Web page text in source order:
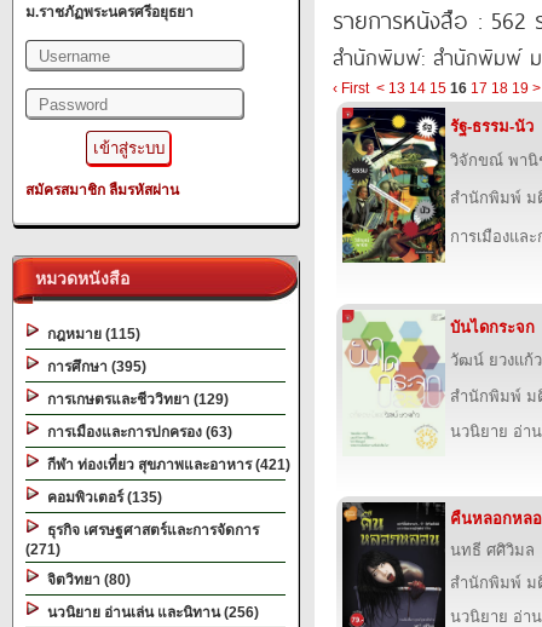
ม.ราชภัฏพระนครศรีอยุธยา
สมัครสมาชิก ลืมรหัสผ่าน
หมวดหนังสือ
กฎหมาย (115)
การศึกษา (395)
การเกษตรและชีววิทยา (129)
การเมืองและการปกครอง (63)
กีฬา ท่องเที่ยว สุขภาพและอาหาร (421)
คอมพิวเตอร์ (135)
ธุรกิจ เศรษฐศาสตร์และการจัดการ
(271)
จิตวิทยา (80)
นวนิยาย อ่านเล่น และนิทาน (256)
รายการหนังสือ : 562
สำนักพิมพ์: สำนักพิมพ์
‹ First < 13 14 15 16 17 18 19 >
รัฐ-ธรรม-นัว
วิจักขณ์ พานิ
สำนักพิมพ์ ม
การเมืองแล
บันไดกระจก
วัฒน์ ยวงแก้ว
สำนักพิมพ์ ม
นวนิยาย อ่า
คืนหลอกหล
นทธี ศศิวิมล
สำนักพิมพ์ ม
นวนิยาย อ่า